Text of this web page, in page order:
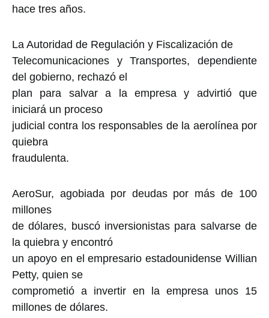
hace tres años.
La Autoridad de Regulación y Fiscalización de
Telecomunicaciones y Transportes, dependiente
del gobierno, rechazó el
plan para salvar a la empresa y advirtió que
iniciará un proceso
judicial contra los responsables de la aerolínea por
quiebra
fraudulenta.
AeroSur, agobiada por deudas por más de 100
millones
de dólares, buscó inversionistas para salvarse de
la quiebra y encontró
un apoyo en el empresario estadounidense Willian
Petty, quien se
comprometió a invertir en la empresa unos 15
millones de dólares.